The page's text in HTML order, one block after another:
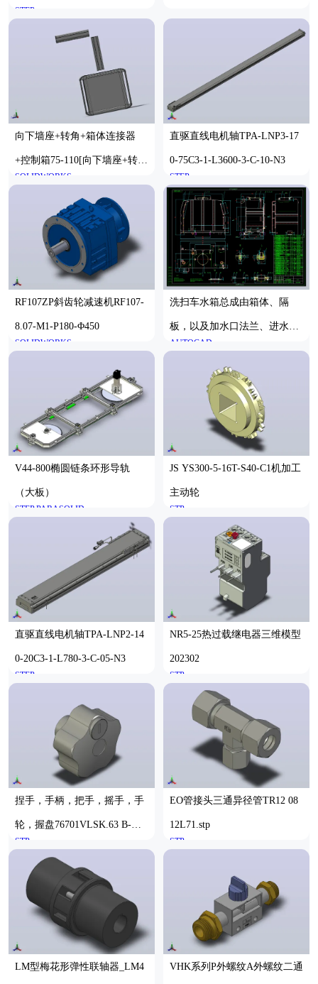
-N3
STEP
向下墙座+转角+箱体连接器
+控制箱75-110[向下墙座+转角
+箱体连接器+控制箱-155-500-
SOLIDWORKS
直驱直线电机轴TPA-LNP3-17
0-75C3-1-L3600-3-C-10-N3
STEP
RF107ZP斜齿轮减速机RF107-
8.07-M1-P180-Φ450
SOLIDWORKS
洗扫车水箱总成由箱体、隔
板，以及加水口法兰、进水口
焊合等
AUTOCAD
V44-800椭圆链条环形导轨
（大板）
STEP,PARASOLID
JS YS300-5-16T-S40-C1机加工
主动轮
STP
直驱直线电机轴TPA-LNP2-14
0-20C3-1-L780-3-C-05-N3
STEP
NR5-25热过载继电器三维模型
202302
STP
捏手，手柄，把手，摇手，手
轮，握盘76701VLSK.63 B-M6-
F63M64423171895
STP
EO管接头三通异径管TR12 08
12L71.stp
STP
LM型梅花形弹性联轴器_LM4 VHK系列P外螺纹A外螺纹二通